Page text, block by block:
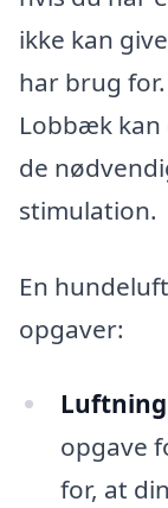
ikke kan
har brug
Lobbæk kan
de
stimulation.
En
opgaver:
opgave
for, at